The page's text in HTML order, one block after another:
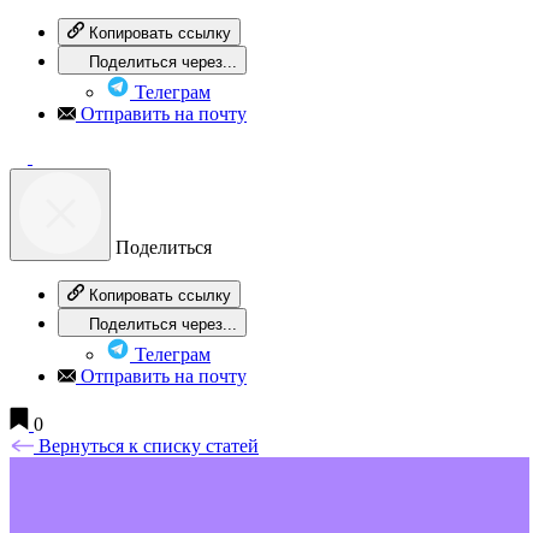
Копировать ссылку
Поделиться через...
Телеграм
Отправить на почту
Поделиться
Копировать ссылку
Поделиться через...
Телеграм
Отправить на почту
0
Вернуться к списку статей